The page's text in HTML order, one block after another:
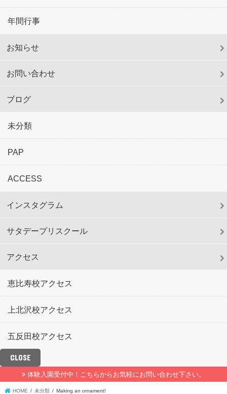
年間行事
お知らせ
お問い合わせ
ブログ
未分類
PAP
ACCESS
インスタグラム
サタデープリスクール
アクセス
恵比寿校アクセス
上北沢校アクセス
五反田校アクセス
CLOSE
体験入園受付中！こちらからお気軽にお問い合わせ下さい。
HOME 未分類 Making an ornament!